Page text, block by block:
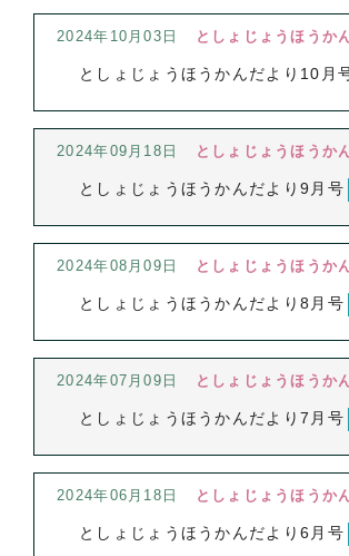
2024年10月03日 としょじょうほうか
としょじょうほうかんだより10月
2024年09月18日 としょじょうほうか
としょじょうほうかんだより9月号
2024年08月09日 としょじょうほうか
としょじょうほうかんだより8月号
2024年07月09日 としょじょうほうか
としょじょうほうかんだより7月号
2024年06月18日 としょじょうほうか
としょじょうほうかんだより6月号